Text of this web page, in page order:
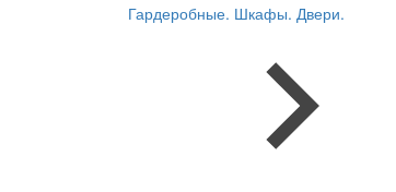
Гардеробные. Шкафы. Двери.